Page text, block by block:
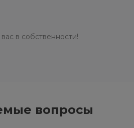
в собственности!
вопросы